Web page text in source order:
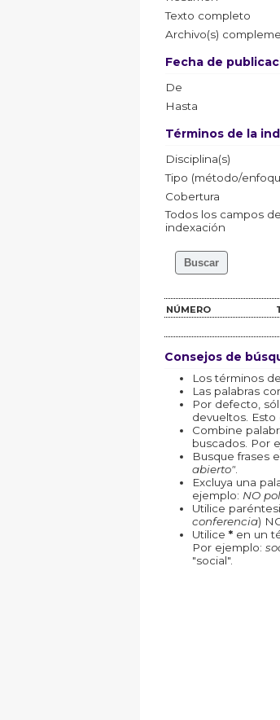
Texto completo
Archivo(s)
Fecha de
De
Hasta
Términos de la
Disciplina(s)
Tipo (método/
Cobertura
Todos los campos
indexación
NÚMERO
Consejos de
Los términos
Las palabras
Por defecto,
devueltos.
Combine
buscados. Por
Busque frases
abierto".
Excluya una
ejemplo: NO
Utilice
conferencia)
Utilice *en un
Por ejemplo:
"social".